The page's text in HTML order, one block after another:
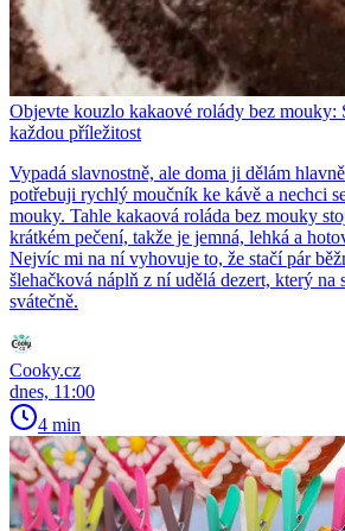
Objevte kouzlo kakaové rolády bez mouky:
každou příležitost
Vypadá slavnostně, ale doma ji dělám
potřebuji rychlý moučník ke kávě a nechci
mouky. Tahle kakaová roláda bez mouky
krátkém pečení, takže je jemná, lehká a
Nejvíc mi na ní vyhovuje to, že stačí pár
šlehačková náplň z ní udělá dezert, který na
svátečně.
Cooky.cz
dnes, 11:00
4 min